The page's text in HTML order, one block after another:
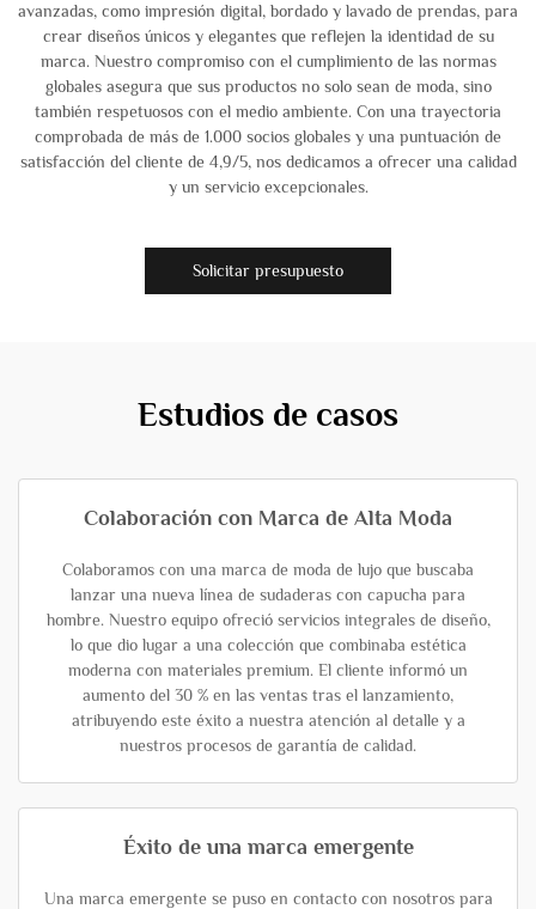
avanzadas, como impresión digital, bordado y lavado de prendas, para
crear diseños únicos y elegantes que reflejen la identidad de su
marca. Nuestro compromiso con el cumplimiento de las normas
globales asegura que sus productos no solo sean de moda, sino
también respetuosos con el medio ambiente. Con una trayectoria
comprobada de más de 1.000 socios globales y una puntuación de
satisfacción del cliente de 4,9/5, nos dedicamos a ofrecer una calidad
y un servicio excepcionales.
Solicitar presupuesto
Estudios de casos
Colaboración con Marca de Alta Moda
Colaboramos con una marca de moda de lujo que buscaba
lanzar una nueva línea de sudaderas con capucha para
hombre. Nuestro equipo ofreció servicios integrales de diseño,
lo que dio lugar a una colección que combinaba estética
moderna con materiales premium. El cliente informó un
aumento del 30 % en las ventas tras el lanzamiento,
atribuyendo este éxito a nuestra atención al detalle y a
nuestros procesos de garantía de calidad.
Éxito de una marca emergente
Una marca emergente se puso en contacto con nosotros para